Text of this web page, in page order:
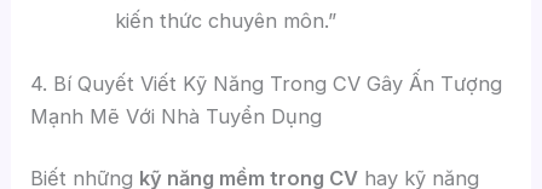
kiến thức chuyên môn.”
4. Bí Quyết Viết Kỹ Năng Trong CV Gây Ấn Tượng
Mạnh Mẽ Với Nhà Tuyển Dụng
Biết những kỹ năng mềm trong CV hay kỹ năng